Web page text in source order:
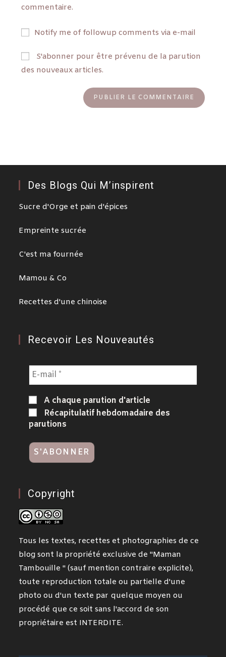
commentaire.
Notify me of followup comments via e-mail
S'abonner pour être prévenu de la parution
des nouveaux articles.
Des Blogs Qui M’inspirent
Sucre d'Orge et pain d'épices
Empreinte sucrée
C'est ma fournée
Mamou & Co
Recettes d'une chinoise
Recevoir Les Nouveautés
A chaque parution d'article
Récapitulatif hebdomadaire des
parutions
Copyright
Tous les textes, recettes et photographies de ce
blog sont la propriété exclusive de "Maman
Tambouille " (sauf mention contraire explicite),
toute reproduction totale ou partielle d'une
photo ou d'un texte par quelque moyen ou
procédé que ce soit sans l'accord de son
propriétaire est INTERDITE.